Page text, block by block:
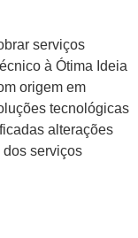
serviços
à Ótima Ideia
origem em
tecnológicas
alterações
serviços